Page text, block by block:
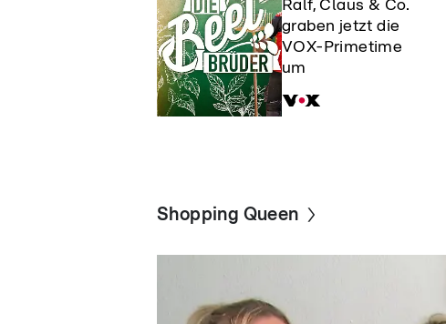
Ralf, Claus & Co.
graben jetzt die
VOX-Primetime
um
Shopping Queen